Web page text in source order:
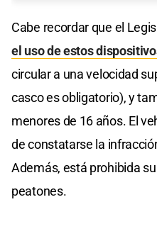
Cabe recordar que el
el uso de estos
circular a una velocidad
casco es obligatorio), y
menores de 16 años. El
de constatarse la
Además, está prohibida
peatones.